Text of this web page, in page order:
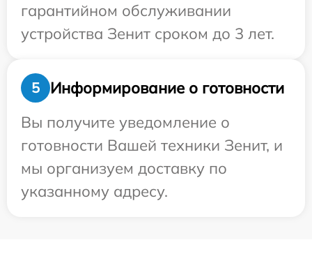
гарантийном обслуживании
устройства Зенит сроком до 3 лет.
5
Информирование о готовности
Вы получите уведомление о
готовности Вашей техники Зенит, и
мы организуем доставку по
указанному адресу.